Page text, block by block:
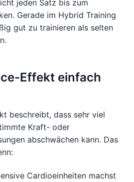
jeden Satz bis zum
Gerade im Hybrid Training
gut zu trainieren als selten
Effekt einfach
beschreibt, dass sehr viel
Kraft- oder
abschwächen kann. Das
Cardioeinheiten machst